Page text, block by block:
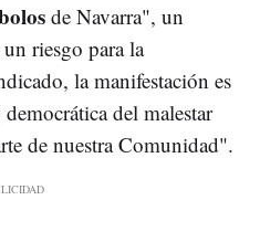
de Navarra", un
riesgo para la
la manifestación es
del malestar
de nuestra Comunidad".